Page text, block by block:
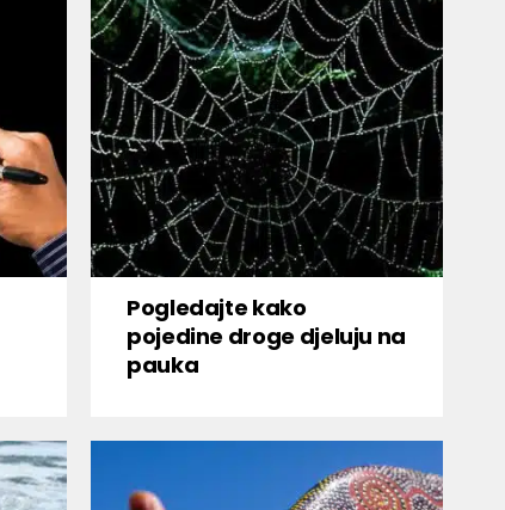
Pogledajte kako
pojedine droge djeluju na
pauka